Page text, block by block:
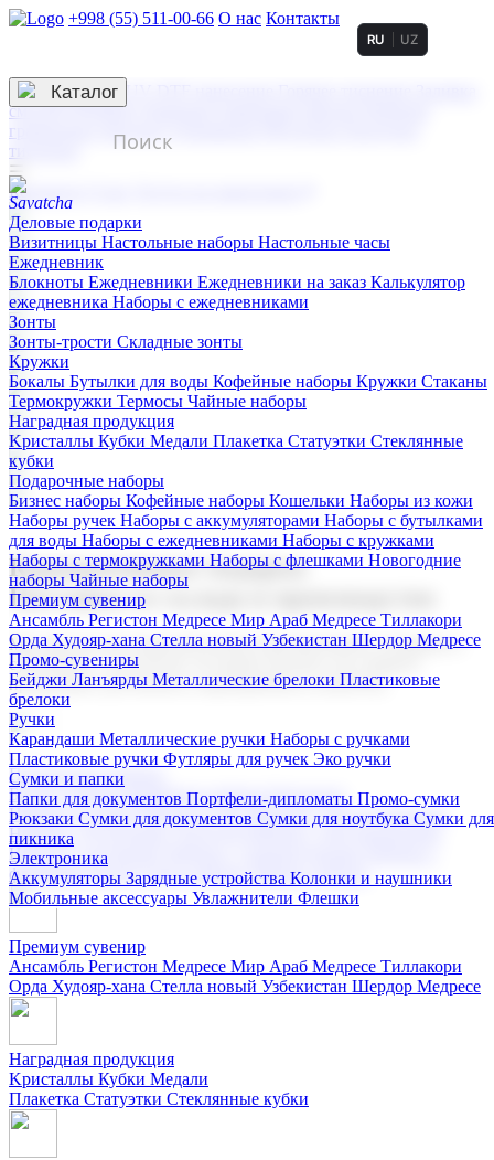
+998 (55) 511-00-66 О нас Контакты
3D гравировка
смолой (Doming)
гравировка твердая
тиснение
RU UZ
☰
Контакты
Каталог
Деловые подарки
Визитницы Настольные наборы Настольные часы
Ежедневник
Блокноты Ежедневники Ежедневники на заказ Калькулятор
ежедневника Наборы с ежедневниками
Зонты
Зонты-трости Складные зонты
Кружки
Бокалы Бутылки для воды Кофейные наборы Кружки Стаканы
Термокружки Термосы Чайные наборы
Наградная продукция
Kристаллы Кубки Медали Плакетка Статуэтки Стеклянные
кубки
Подарочные наборы
Бизнес наборы Кофейные наборы Кошельки Наборы из кожи
Наборы ручек Наборы с аккумуляторами Наборы с бутылками
для воды Наборы с ежедневниками Наборы с кружками
Наборы с термокружками Наборы с флешками Новогодние
наборы Чайные наборы
Премиум сувенир
Ансамбль Регистон Медресе Мир Араб Медресе Тиллакори
Орда Худояр-хана Стелла новый Узбекистан Шердор Медресе
Промо-сувениры
Бейджи Ланъярды Металлические брелоки Пластиковые
брелоки
Ручки
Карандаши Металлические ручки Наборы с ручками
Пластиковые ручки Футляры для ручек Эко ручки
Сумки и папки
Папки для документов Портфели-дипломаты Промо-сумки
Рюкзаки Сумки для документов Сумки для ноутбука Сумки для
пикника
Электроника
Аккумуляторы Зарядные устройства Колонки и наушники
Мобильные аксессуары Увлажнители Флешки
Корпоративные подарки
Поставка со склада и производство
Мы предлагаем широкий выбор корпоративных подарков и
сувениров с логотипом. В нашем каталоге вы найдете
продукцию для бизнеса, мероприятия и клиентов.
Подарочные наборы
Бизнес наборыКофейные наборы Кошельки
Наборы из кожиНаборы ручекНаборы с аккумуляторами
Наборы с бутылками для воды
Наборы с ежедневниками
Наборы с кружками
флешкамиНовогодние наборыЧайные наборы
Премиум сувенир
Ансамбль Регистон Медресе Мир Араб Медресе Тиллакори
Орда Худояр-хана Стелла новый Узбекистан Шердор Медресе
Наградная продукция
Kристаллы Кубки Медали
Плакетка Статуэтки Стеклянные кубки